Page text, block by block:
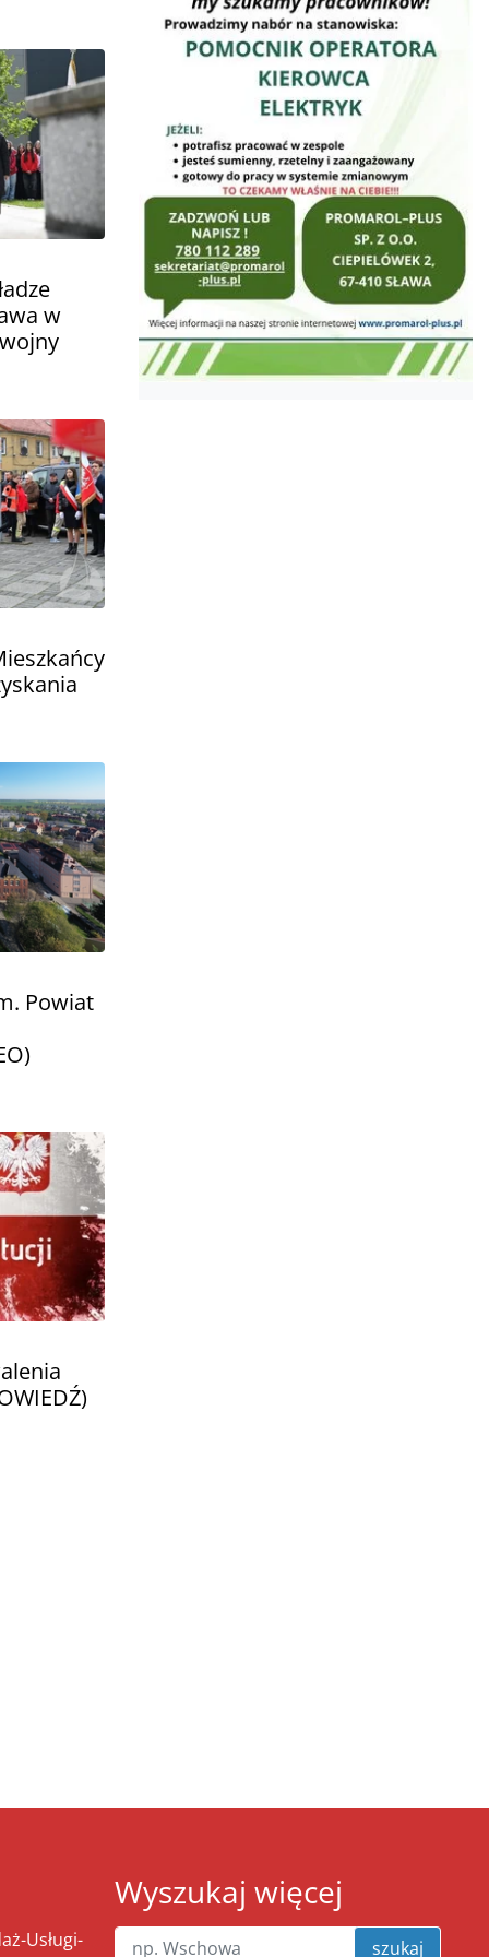
w
Powiat
Usługi-
Wyszukaj więcej
szukaj